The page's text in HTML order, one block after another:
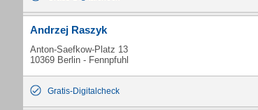
Andrzej Raszyk
Anton-Saefkow-Platz 13
10369 Berlin - Fennpfuhl
Gratis-Digitalcheck